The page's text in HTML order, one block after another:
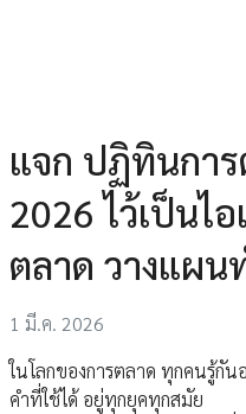
แจก ปฏิทินกา
2026 ไว้เป็นไ
ตลาด วางแผ
1 มี.ค. 2026
ในโลกของการตลาด ทุกคนรู้กัน
คำที่ใช้ได้ อยู่ทุกยุคทุกสมัย